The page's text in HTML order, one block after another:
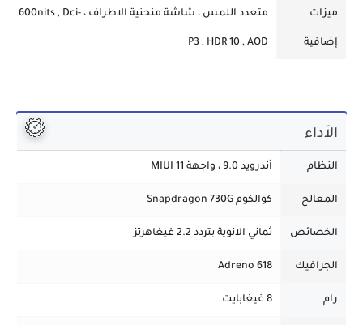
ميزات
إضافية
متعدد اللمس ، شاشة منحنية الاطراف ، 600nits , Dci-
P3 , HDR 10 , AOD
الاَداء
النظام أندرويد 9.0 ، واجهة MIUI 11
المعالج كوالكوم Snapdragon 730G
الخصائص ثماني الانوية بتردد 2.2 غيغاهرتز
الجرافيك Adreno 618
رام 8 غيغابايت